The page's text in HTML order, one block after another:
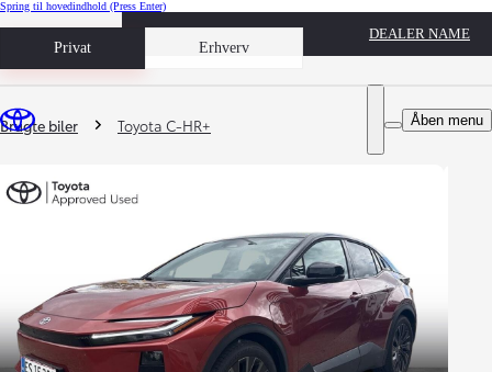
Spring til hovedindhold (Press Enter)
Privat Erhverv
Book prøvetur
DEALER NAME
Åben menu
Du er her
Brugte biler Toyota C-HR+